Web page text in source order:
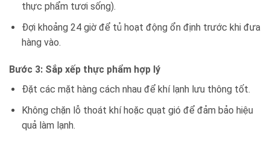
thực phẩm tươi sống).
Đợi khoảng 24 giờ để tủ hoạt động ổn định trước khi đưa
hàng vào.
Bước 3: Sắp xếp thực phẩm hợp lý
Đặt các mặt hàng cách nhau để khí lạnh lưu thông tốt.
Không chặn lỗ thoát khí hoặc quạt gió để đảm bảo hiệu
quả làm lạnh.